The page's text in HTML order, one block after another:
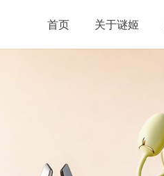
首页 关于谜姬